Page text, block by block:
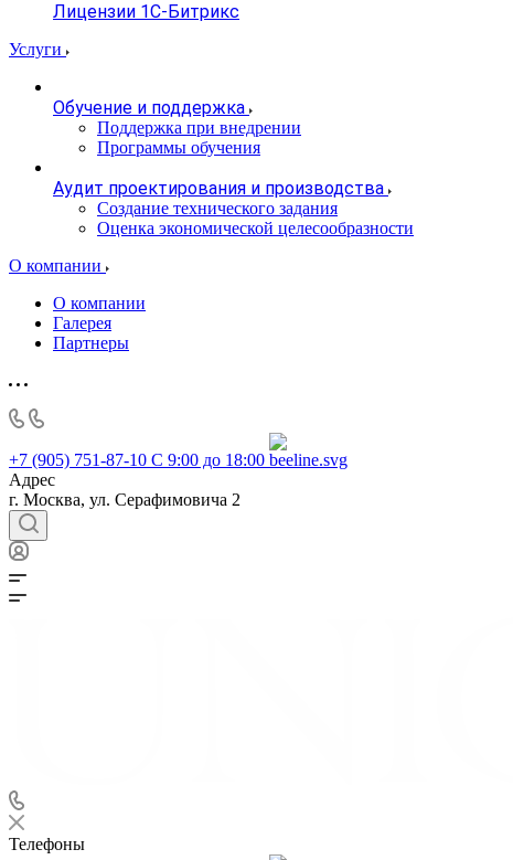
Лицензии 1С-Битрикс
Услуги
Обучение и поддержка
Поддержка при внедрении
Программы обучения
Аудит проектирования и производства
Создание технического задания
Оценка экономической целесообразности
О компании
О компании
Галерея
Партнеры
+7 (905) 751-87-10 С 9:00 до 18:00
Адрес
г. Москва, ул. Серафимовича 2
Телефоны